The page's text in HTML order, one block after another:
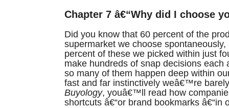
Chapter 7 â€“Why did I choose
Did you know that 60 percent of the
supermarket we choose spontaneously,
percent of these we picked within just
make hundreds of snap decisions each
so many of them happen deep within
fast and far instinctively weâ€™re
Buyology, youâ€™ll read how
shortcuts â€“or brand bookmarks â€“in